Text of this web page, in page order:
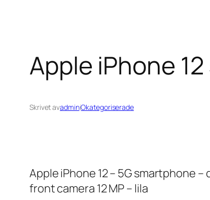
Apple iPhone
Skrivet avadminiOkategoriserade
Apple iPhone 12 – 5G smartphone –
front camera 12 MP – lila